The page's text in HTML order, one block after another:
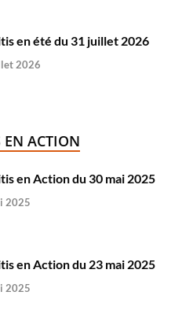
en été du 31 juillet 2026
2026
ACTION
en Action du 30 mai 2025
2025
en Action du 23 mai 2025
2025